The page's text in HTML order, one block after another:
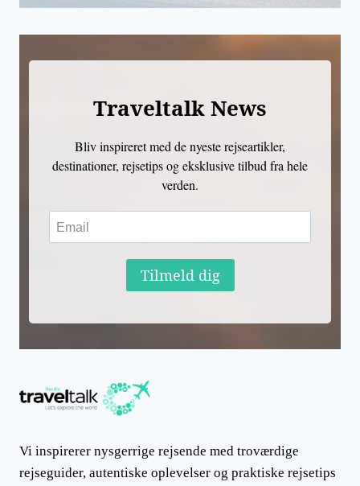
Traveltalk News
Bliv inspireret med de nyeste rejseartikler,
destinationer, rejsetips og eksklusive tilbud fra hele
verden.
Tilmeld dig
Vi inspirerer nysgerrige rejsende med troværdige
rejseguider, autentiske oplevelser og praktiske rejsetips